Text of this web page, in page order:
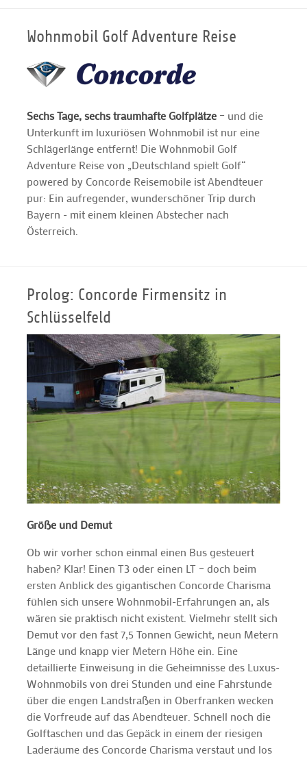
GOLF CARD
GOLF & WOMO
MALLORCA GOLFWOCHE
GOLF NEWS
Wohnmobil Golf Adventure Reise
Sechs Tage, sechs traumhafte Golfplätze – und die
Unterkunft im luxuriösen Wohnmobil ist nur eine
Schlägerlänge entfernt! Die Wohnmobil Golf
Adventure Reise von „Deutschland spielt Golf“
powered by Concorde Reisemobile ist Abendteuer
pur: Ein aufregender, wunderschöner Trip durch
Bayern - mit einem kleinen Abstecher nach
Österreich.
Prolog: Concorde Firmensitz in
Schlüsselfeld
Größe und Demut
Ob wir vorher schon einmal einen Bus gesteuert
haben? Klar! Einen T3 oder einen LT – doch beim
ersten Anblick des gigantischen Concorde Charisma
fühlen sich unsere Wohnmobil-Erfahrungen an, als
wären sie praktisch nicht existent. Vielmehr stellt sich
Demut vor den fast 7,5 Tonnen Gewicht, neun Metern
Länge und knapp vier Metern Höhe ein. Eine
detaillierte Einweisung in die Geheimnisse des Luxus-
Wohnmobils von drei Stunden und eine Fahrstunde
über die engen Landstraßen in Oberfranken wecken
die Vorfreude auf das Abendteuer. Schnell noch die
Golftaschen und das Gepäck in einem der riesigen
Laderäume des Concorde Charisma verstaut und los